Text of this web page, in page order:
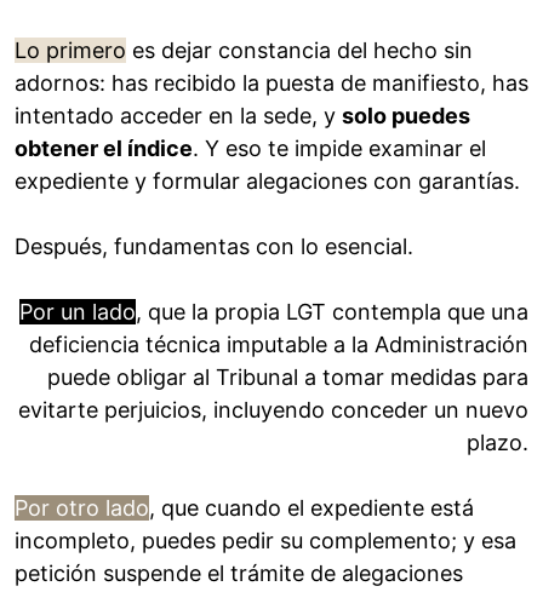
Lo primero es dejar constancia del hecho sin
adornos: has recibido la puesta de manifiesto, has
intentado acceder en la sede, y solo puedes
obtener el índice. Y eso te impide examinar el
expediente y formular alegaciones con garantías.
Después, fundamentas con lo esencial.
Por un lado, que la propia LGT contempla que una
deficiencia técnica imputable a la Administración
puede obligar al Tribunal a tomar medidas para
evitarte perjuicios, incluyendo conceder un nuevo
plazo.
Por otro lado, que cuando el expediente está
incompleto, puedes pedir su complemento; y esa
petición suspende el trámite de alegaciones